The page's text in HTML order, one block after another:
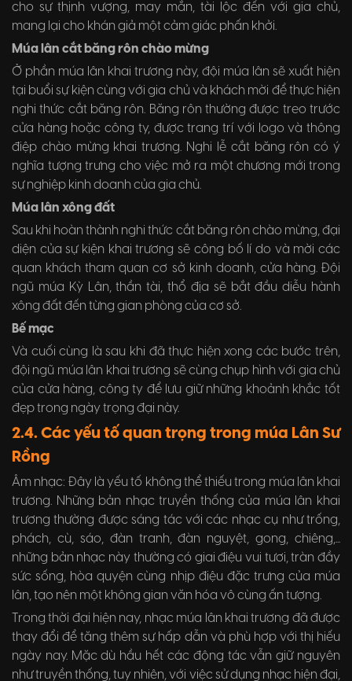
cho sự thịnh vượng, may mắn, tài lộc đến với gia chủ,
mang lại cho khán giả một cảm giác phấn khởi.
Múa lân cắt băng rôn chào mừng
Ở phần múa lân khai trương này, đội múa lân sẽ xuất hiện
tại buổi sự kiện cùng với gia chủ và khách mời để thực hiện
nghi thức cắt băng rôn. Băng rôn thường được treo trước
cửa hàng hoặc công ty, được trang trí với logo và thông
điệp chào mừng khai trương. Nghi lễ cắt băng rôn có ý
nghĩa tượng trưng cho việc mở ra một chương mới trong
sự nghiệp kinh doanh của gia chủ.
Múa lân xông đất
Sau khi hoàn thành nghi thức cắt băng rôn chào mừng, đại
diện của sự kiện khai trương sẽ công bố lí do và mời các
quan khách tham quan cơ sở kinh doanh, cửa hàng. Đội
ngũ múa Kỳ Lân, thần tài, thổ địa sẽ bắt đầu diễu hành
xông đất đến từng gian phòng của cơ sở.
Bế mạc
Và cuối cùng là sau khi đã thực hiện xong các bước trên,
đội ngũ múa lân khai trương sẽ cùng chụp hình với gia chủ
của cửa hàng, công ty để lưu giữ những khoảnh khắc tốt
đẹp trong ngày trọng đại này.
2.4. Các yếu tố quan trọng trong múa Lân Sư
Rồng
Âm nhạc: Đây là yếu tố không thể thiếu trong múa lân khai
trương. Những bản nhạc truyền thống của múa lân khai
trương thường được sáng tác với các nhạc cụ như trống,
phách, cù, sáo, đàn tranh, đàn nguyệt, gong, chiêng,...
những bản nhạc này thường có giai điệu vui tươi, tràn đầy
sức sống, hòa quyện cùng nhịp điệu đặc trưng của múa
lân, tạo nên một không gian văn hóa vô cùng ấn tượng.
Trong thời đại hiện nay, nhạc múa lân khai trương đã được
thay đổi để tăng thêm sự hấp dẫn và phù hợp với thị hiếu
ngày nay. Mặc dù hầu hết các động tác vẫn giữ nguyên
như truyền thống, tuy nhiên, với việc sử dụng nhạc hiện đại,